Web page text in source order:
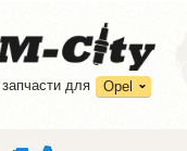
запчасти для Opel